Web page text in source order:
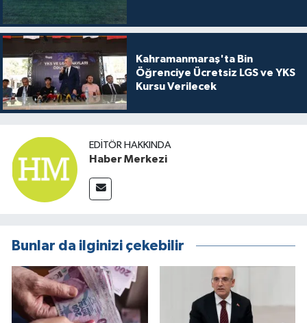
Kahramanmaraş'ta Bin
Öğrenciye Ücretsiz LGS ve YKS
Kursu Verilecek
EDITÖR HAKKINDA
Haber Merkezi
Bunlar da ilginizi çekebilir